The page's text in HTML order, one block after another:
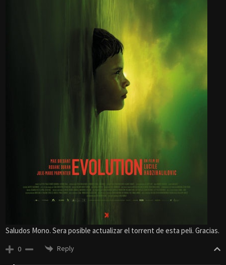
Saludos Mono. Sera posible actualizar el torrent de esta peli. Gracias.
0 Reply